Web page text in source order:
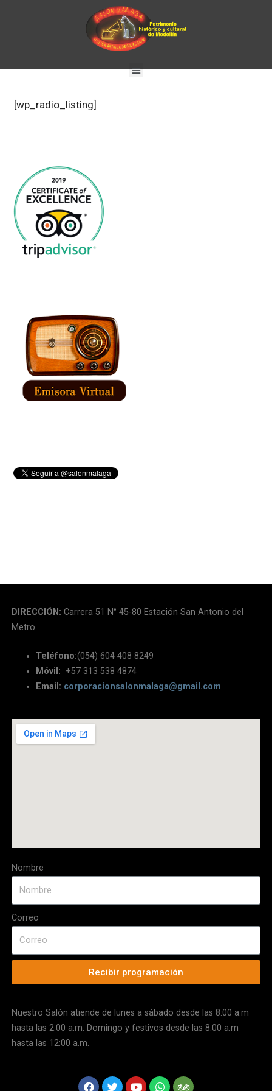
[wp_radio_listing]
DIRECCIÓN: Carrera 51 N° 45-80 Estación San Antonio del
Metro
Teléfono:(054) 604 408 8249
Móvil: +57 313 538 4874
Email: corporacionsalonmalaga@gmail.com
Nombre
Correo
Recibir programación
Nuestro Salón atiende de lunes a sábado desde las 8:00 a.m
hasta las 2:00 a.m. Domingo y festivos desde las 8:00 a.m
hasta las 12:00 a.m.